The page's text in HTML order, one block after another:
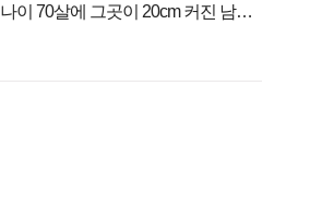
나이 70살에 그곳이 20cm 커진 남자..